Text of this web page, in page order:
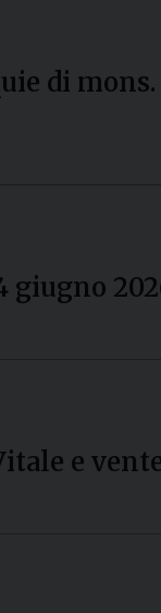
di
giugno
e